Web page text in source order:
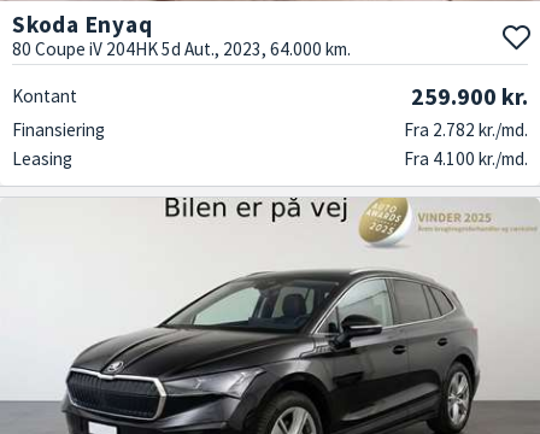
Skoda Enyaq
80 Coupe iV 204HK 5d Aut., 2023, 64.000 km.
Kontant 259.900 kr.
Finansiering
Fra 2.782 kr./md.
Leasing
Fra 4.100 kr./md.